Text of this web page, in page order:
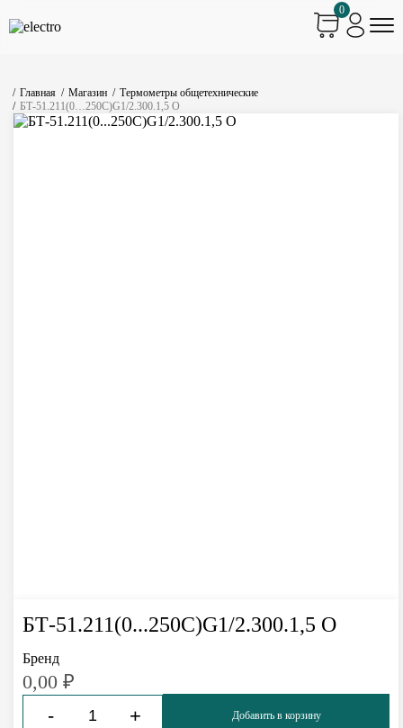
0
Главная Магазин
Термометры общетехнические
БТ-51.211(0…250С)G1/2.300.1,5 О
БТ-51.211(0...250С)G1/2.300.1,5 О
Бренд
0,00 ₽
-
+
Добавить в корзину